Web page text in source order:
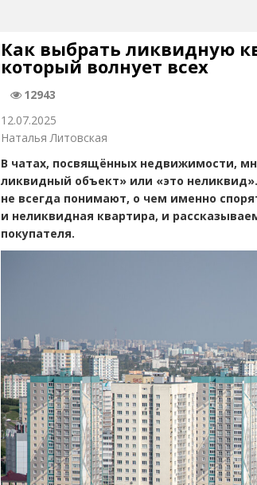
Как выбрать ликвидную
который волнует всех
12943
12.07.2025
Наталья Литовская
В чатах, посвящённых недвижимости,
ликвидный объект» или «это
не всегда понимают, о чем именно
и неликвидная квартира, и
покупателя.